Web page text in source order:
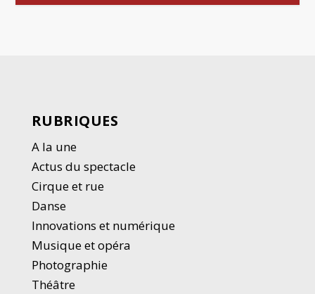
RUBRIQUES
A la une
Actus du spectacle
Cirque et rue
Danse
Innovations et numérique
Musique et opéra
Photographie
Théâtre